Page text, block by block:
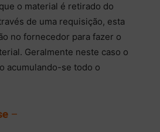
o material é retirado do
de uma requisição, esta
no fornecedor para fazer o
Geralmente neste caso o
acumulando-se todo o
–